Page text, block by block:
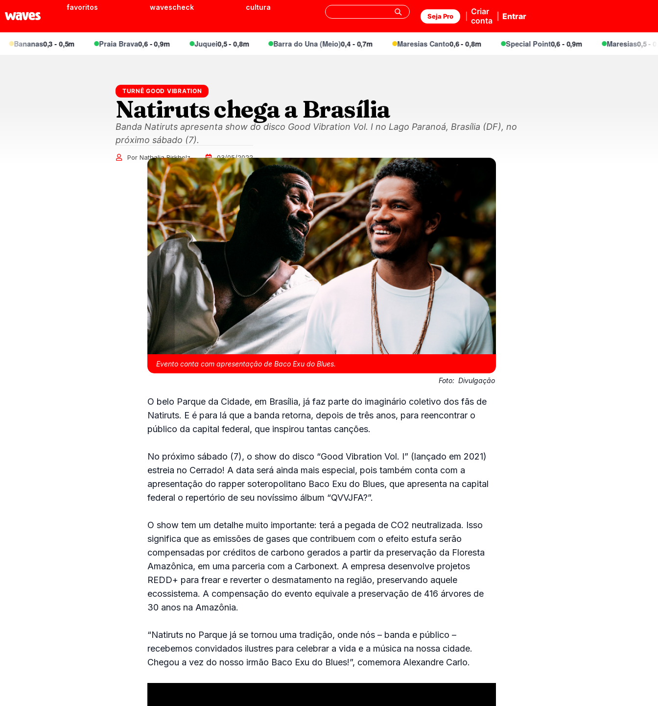
favoritos wavescheck cultura
Seja Pro
Criar
conta
Entrar
0,3 - 0,5m Praia Brava 0,6 - 0,9m Juquei0,5 - 0,8m Barra do Una (Meio)0,4 - 0,7m Maresias Canto0,6 - 0,8m Special Point 0,6 - 0,9m Maresias0,5 - 0,9m
TURNÊ GOOD VIBRATION
Natiruts chega a Brasília
Banda Natiruts apresenta show do disco Good Vibration Vol. I no Lago Paranoá, Brasília (DF), no
próximo sábado (7).
Por Nathalia Birkholz 03/05/2022
Evento conta com apresentação de Baco Exu do Blues.
Foto: Divulgação
O belo Parque da Cidade, em Brasília, já faz parte do imaginário coletivo dos fãs de
Natiruts. E é para lá que a banda retorna, depois de três anos, para reencontrar o
público da capital federal, que inspirou tantas canções.
No próximo sábado (7), o show do disco “Good Vibration Vol. I” (lançado em 2021)
estreia no Cerrado! A data será ainda mais especial, pois também conta com a
apresentação do rapper soteropolitano Baco Exu do Blues, que apresenta na capital
federal o repertório de seu novíssimo álbum “QVVJFA?”.
O show tem um detalhe muito importante: terá a pegada de CO2 neutralizada. Isso
significa que as emissões de gases que contribuem com o efeito estufa serão
compensadas por créditos de carbono gerados a partir da preservação da Floresta
Amazônica, em uma parceria com a Carbonext. A empresa desenvolve projetos
REDD+ para frear e reverter o desmatamento na região, preservando aquele
ecossistema. A compensação do evento equivale a preservação de 416 árvores de
30 anos na Amazônia.
“Natiruts no Parque já se tornou uma tradição, onde nós – banda e público –
recebemos convidados ilustres para celebrar a vida e a música na nossa cidade.
Chegou a vez do nosso irmão Baco Exu do Blues!”, comemora Alexandre Carlo.